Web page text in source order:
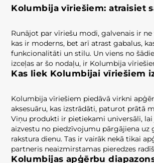
Kolumbija vīriešiem: atraisiet
Runājot par vīriešu modi, galvenais ir
kas ir moderns, bet arī atrast gabalus,
funkcionalitāti un stilu. Un viens no
izceļas ar šo nodaļu, ir Kolumbija
Kas liek Kolumbijai vīriešiem
Kolumbija vīriešiem piedāvā virkni
aksesuāru, kas izstrādāti, paturot prātā
Viņu produkti ir pietiekami universāli,
aizvestu no piedzīvojumu pārgājiena uz
rakstura dienu. Tas ir vairāk nekā tikai
partneris neaizmirstamas pieredzes
Kolumbijas apģērbu